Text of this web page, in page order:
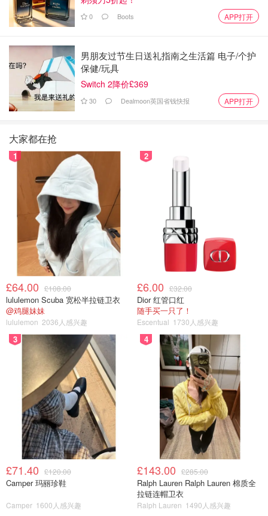
0 Boots APP打开
男朋友过节生日送礼指南之生活篇 电子/个护
保健/玩具
Switch 2降价£369
30 Dealmoon英国省钱快报 APP打开
大家都在抢
1
£64.00 £108.00
lululemon Scuba 宽松半拉链卫衣
@鸡腿妹妹
lululemon 2036人感兴趣
2
£6.00 £32.00
Dior 红管口红
随手买一只了！
Escentual 1730人感兴趣
3
£71.40 £120.00
Camper 玛丽珍鞋
Camper 1600人感兴趣
4
£143.00 £285.00
Ralph Lauren Ralph Lauren 棉质全
拉链连帽卫衣
Ralph Lauren 1490人感兴趣